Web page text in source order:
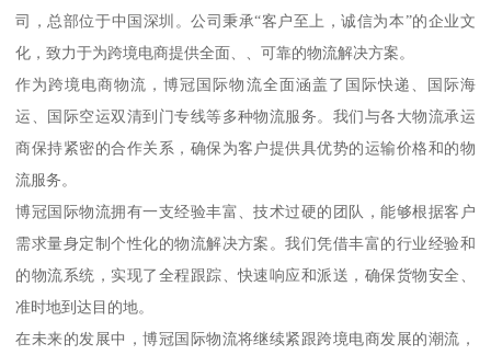
司，总部位于中国深圳。公司秉承“客户至上，诚信为本”的企业文
化，致力于为跨境电商提供全面、、可靠的物流解决方案。
作为跨境电商物流，博冠国际物流全面涵盖了国际快递、国际海
运、国际空运双清到门专线等多种物流服务。我们与各大物流承运
商保持紧密的合作关系，确保为客户提供具优势的运输价格和的物
流服务。
博冠国际物流拥有一支经验丰富、技术过硬的团队，能够根据客户
需求量身定制个性化的物流解决方案。我们凭借丰富的行业经验和
的物流系统，实现了全程跟踪、快速响应和派送，确保货物安全、
准时地到达目的地。
在未来的发展中，博冠国际物流将继续紧跟跨境电商发展的潮流，